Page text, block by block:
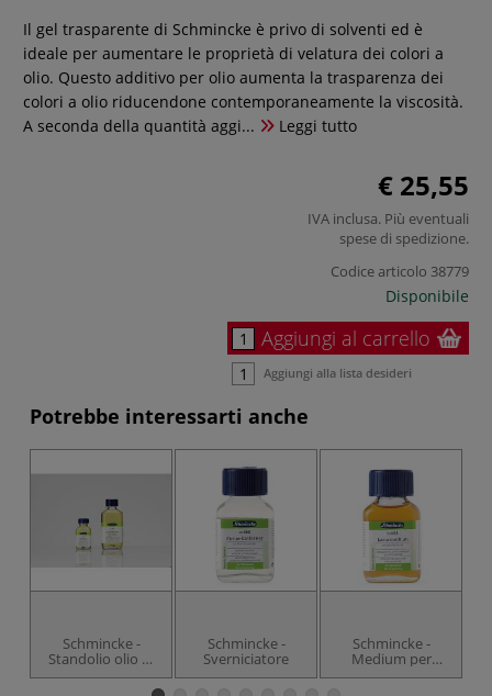
Il gel trasparente di Schmincke è privo di solventi ed è
ideale per aumentare le proprietà di velatura dei colori a
olio. Questo additivo per olio aumenta la trasparenza dei
colori a olio riducendone contemporaneamente la viscosità.
A seconda della quantità aggi...
Leggi tutto
€ 25,55
IVA inclusa. Più eventuali
spese di spedizione.
Codice articolo 38779
Disponibile
Aggiungi al carrello
Aggiungi alla lista desideri
Potrebbe interessarti anche
Schmincke -
Standolio olio di
lino
Schmincke -
Sverniciatore
Schmincke -
Medium per
velature